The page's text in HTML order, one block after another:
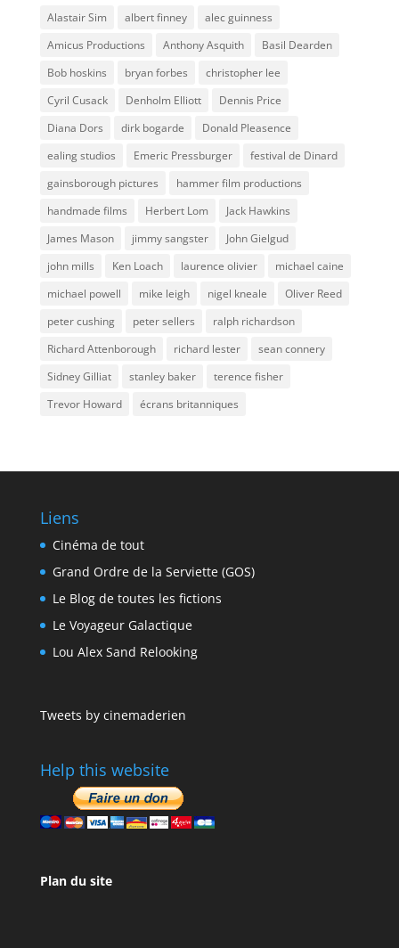
Alastair Sim albert finney
alec guinness
Amicus Productions
Anthony Asquith
Basil Dearden
Bob hoskins
bryan forbes
christopher lee
Cyril Cusack
Denholm Elliott
Dennis Price
Diana Dors
dirk bogarde
Donald Pleasence
ealing studios
Emeric Pressburger
festival de Dinard
gainsborough pictures
hammer film productions
handmade films
Herbert Lom
Jack Hawkins
James Mason
jimmy sangster
John Gielgud
john mills
Ken Loach laurence olivier
michael caine
michael powell
mike leigh nigel kneale
Oliver Reed
peter cushing
peter sellers
ralph richardson
Richard Attenborough
richard lester
sean connery
Sidney Gilliat
stanley baker
terence fisher
Trevor Howard
écrans britanniques
Liens
Cinéma de tout
Grand Ordre de la Serviette (GOS)
Le Blog de toutes les fictions
Le Voyageur Galactique
Lou Alex Sand Relooking
Tweets by cinemaderien
Help this website
Plan du site